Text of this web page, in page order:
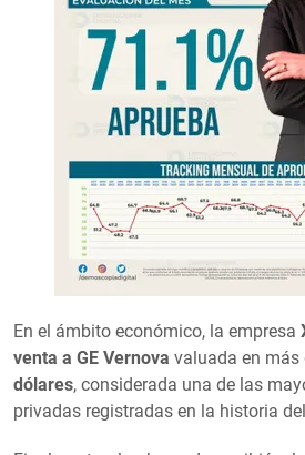
En el ámbito económico, la empresa
venta a GE Vernova valuada en más
dólares, considerada una de las
privadas registradas en la historia